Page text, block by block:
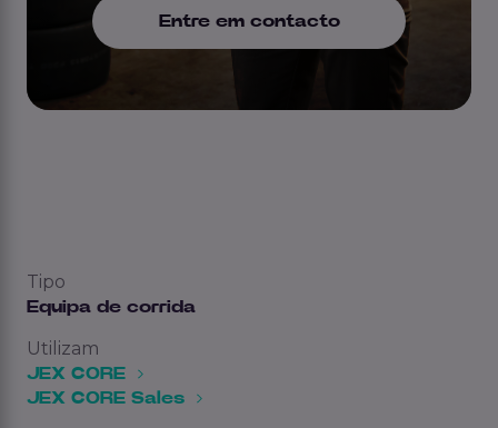
Entre em contacto
Tipo
Equipa de corrida
Utilizam
JEX CORE
JEX CORE Sales